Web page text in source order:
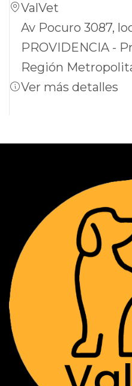
ValVet
Av Pocuro 3087,
PROVIDENCIA -
Región
Ver más detalles